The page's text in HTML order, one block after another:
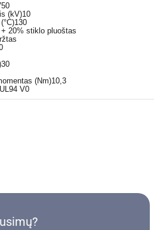
(kV)10
130
20% stiklo pluoštas
30
(Nm)10,3
UL94 V0